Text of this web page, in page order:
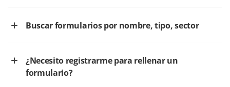
Buscar formularios por nombre, tipo, sector
¿Necesito registrarme para rellenar un
formulario?